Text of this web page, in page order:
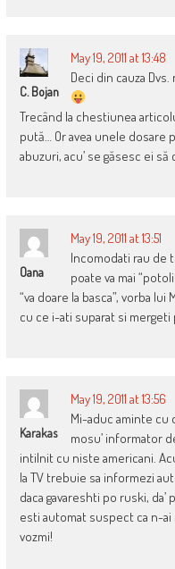
C. Bojan
May 19, 2011 at 13:48
Deci din cauza
Trecând la chestiunea
pută… Or avea unele dosare
abuzuri, acu’ se găsesc ei
Oana
May 19, 2011 at 13:51
Incomodati rau de
poate va mai
“va doare la basca”, vorba
cu ce i-ati suparat si mergeti
Karakas
May 19, 2011 at 13:56
Mi-aduc aminte cu
mosu’ informator
intilnit cu niste americani.
la TV trebuie sa informezi
daca gavareshti po ruski,
esti automat suspect ca n-ai
vozmi!